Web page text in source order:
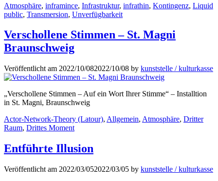
Kategorien
Atmosphäre, inframince, Infrastruktur, infrathin, Kontingenz, Liquid
public, Transmersion, Unverfügbarkeit
Verschollene Stimmen – St. Magni
Braunschweig
Veröffentlicht am 2022/10/082022/10/08 by kunststelle / kulturkasse
„Verschollene Stimmen – Auf ein Wort Ihrer Stimme“ – Installtion
in St. Magni, Braunschweig
Kategorien
Actor-Network-Theory (Latour), Allgemein, Atmosphäre, Dritter
Raum, Drittes Moment
Entführte Illusion
Veröffentlicht am 2022/03/052022/03/05 by kunststelle / kulturkasse